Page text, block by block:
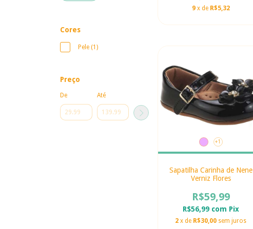
Cores
Pele (1)
Preço
De Até
9 x de R$5,32
+1
Sapatilha Carinha de Nene
Verniz Flores
R$59,99
R$56,99 com Pix
2 x de R$30,00 sem juros